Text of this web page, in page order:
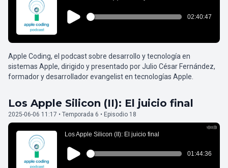
Apple Coding, el podcast sobre desarrollo y tecnología en
sistemas Apple, dirigido y presentado por Julio César Fernández,
formador y desarrollador evangelist en tecnologías Apple.
Los Apple Silicon (II): El juicio final
2025-06-06 11:17 • Temporada 6 • Episodio 18